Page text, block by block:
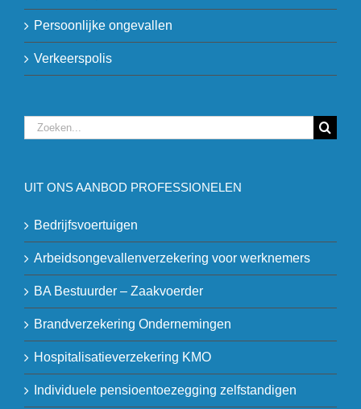
Persoonlijke ongevallen
Verkeerspolis
Zoeken
naar:
UIT ONS AANBOD PROFESSIONELEN
Bedrijfsvoertuigen
Arbeidsongevallenverzekering voor werknemers
BA Bestuurder – Zaakvoerder
Brandverzekering Ondernemingen
Hospitalisatieverzekering KMO
Individuele pensioentoezegging zelfstandigen